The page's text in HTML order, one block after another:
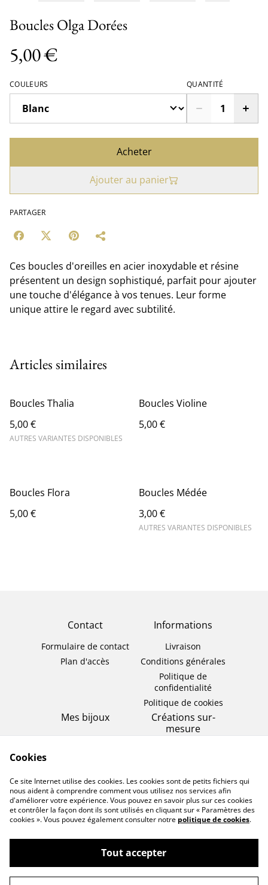
Boucles Olga Dorées
5,00 €
COULEURS QUANTITÉ
Acheter
Ajouter au panier
PARTAGER
Ces boucles d'oreilles en acier inoxydable et résine
présentent un design sophistiqué, parfait pour ajouter
une touche d'élégance à vos tenues. Leur forme
unique attire le regard avec subtilité.
Articles similaires
Boucles Thalia
5,00 €
AUTRES VARIANTES DISPONIBLES
Boucles Violine
5,00 €
Boucles Flora
5,00 €
Boucles Médée
3,00 €
AUTRES VARIANTES DISPONIBLES
Contact
Formulaire de contact
Plan d'accès
Informations
Livraison
Conditions générales
Politique de
confidentialité
Politique de cookies
Mes bijoux
Bagues
Boucles d'oreilles
Créations sur-
mesure
©2026Les bijoux de mademoiselle
Cookies
Ce site Internet utilise des cookies. Les cookies sont de petits fichiers qui
nous aident à comprendre comment vous utilisez nos services afin
d'améliorer votre expérience. Vous pouvez en savoir plus sur ces cookies
et contrôler la façon dont ils sont utilisés en cliquant sur « Paramètres des
cookies ». Vous pouvez également consulter notre politique de cookies.
Tout accepter